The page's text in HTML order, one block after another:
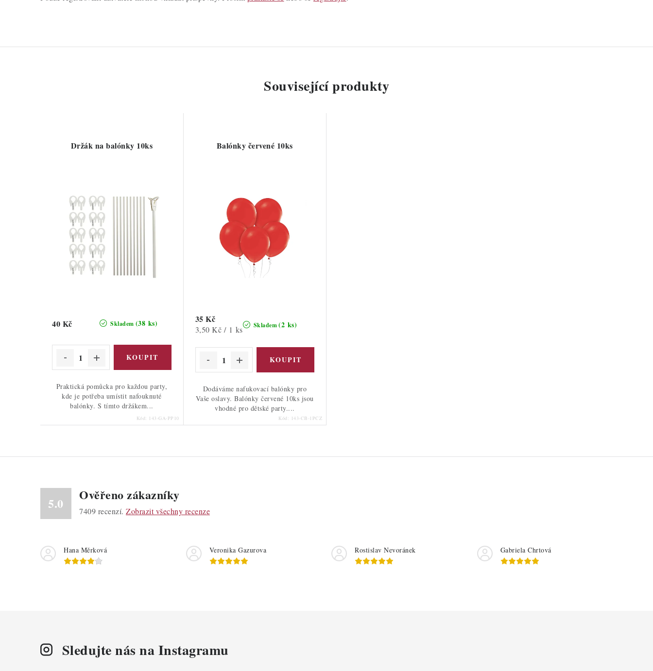
Související produkty
Držák na balónky 10ks
Skladem (38 ks)
40 Kč
Praktická pomůcka pro každou party,
kde je potřeba umístit nafouknuté
balónky. S tímto držákem...
Kód: 143-GA-PP10
Balónky červené 10ks
Skladem(2 ks)
35 Kč
Měrná
3,50 Kč / 1 ks
Dodáváme nafukovací balónky pro
Vaše oslavy. Balónky červené 10ks jsou
vhodné pro dětské party....
Kód: 143-CB-1PCZ
5.0
Ověřeno zákazníky
7409 recenzí. Zobrazit všechny recenze
Hana Měrková Veronika Gazurova Rostislav Nevoránek Gabriela Chrtová
Sledujte nás na Instagramu